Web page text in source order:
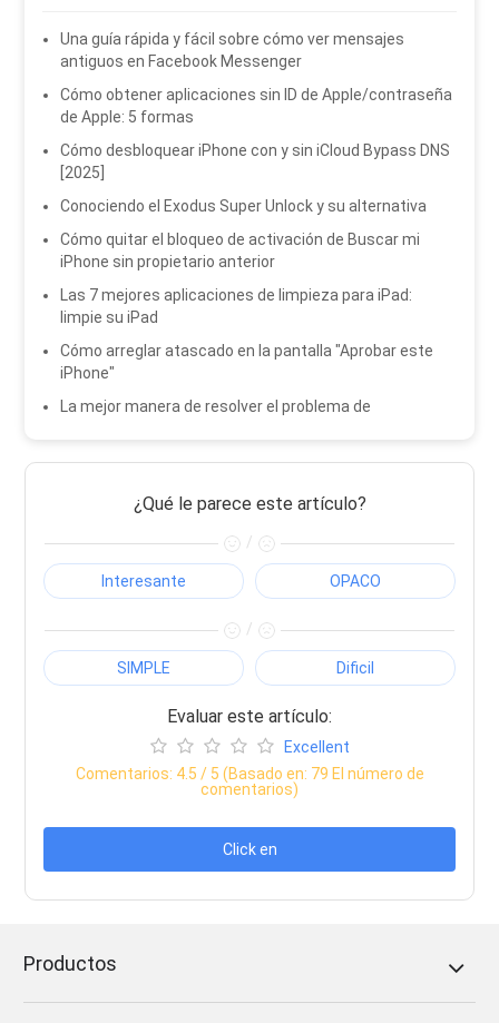
Una guía rápida y fácil sobre cómo ver mensajes
antiguos en Facebook Messenger
Cómo obtener aplicaciones sin ID de Apple/contraseña
de Apple: 5 formas
Cómo desbloquear iPhone con y sin iCloud Bypass DNS
[2025]
Conociendo el Exodus Super Unlock y su alternativa
Cómo quitar el bloqueo de activación de Buscar mi
iPhone sin propietario anterior
Las 7 mejores aplicaciones de limpieza para iPad:
limpie su iPad
Cómo arreglar atascado en la pantalla "Aprobar este
iPhone"
La mejor manera de resolver el problema de
¿Qué le parece este artículo?
/
Interesante OPACO
/
SIMPLE Dificil
Evaluar este artículo:
Excellent
Comentarios: 4.5 / 5 (Basado en: 79 El número de
comentarios)
Click en
Productos